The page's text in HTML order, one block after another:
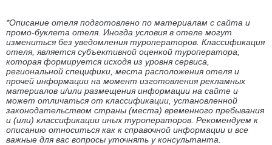
*Описание отеля подготовлено по материалам с сайта и
промо-буклета отеля. Иногда условия в отеле могут
измениться без уведомления туроператоров. Классификация
отеля, является субъективной оценкой туроператора,
которая формируется исходя из уровня сервиса,
региональной специфики, места расположения отеля и
прочей информации на момент изготовления рекламных
материалов и/или размещения информации на сайте и
может отличаться от классификации, установленной
законодательством страны (места) временного пребывания
и (или) классификации иных туроператоров. Рекомендуем к
описанию относиться как к справочной информации и все
важные для вас вопросы уточнять у консультанта.